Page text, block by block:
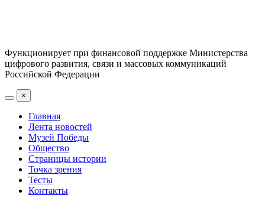
Функционирует при финансовой поддержке Министерства
цифрового развития, связи и массовых коммуникаций
Российской Федерации
×
Главная
Лента новостей
Музей Победы
Общество
Страницы истории
Точка зрения
Тесты
Контакты